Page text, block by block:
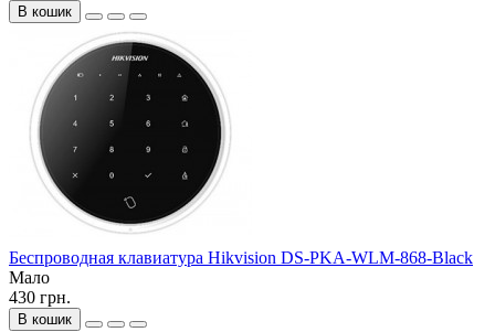
В кошик
Беспроводная клавиатура Hikvision DS-PKA-WLM-868-Black
Мало
430 грн.
В кошик